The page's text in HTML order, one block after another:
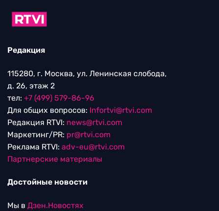
Редакция
115280, г. Москва, ул. Ленинская слобода,
д. 26, этаж 2
тел: +7 (499) 579-86-96
Для общих вопросов: Infortvi@rtvi.com
Редакция RTVI: news@rtvi.com
Маркетинг/PR: pr@rtvi.com
Реклама RTVI: adv-eu@rtvi.com
Партнерские материалы
Достойные новости
Мы в Дзен.Новостях